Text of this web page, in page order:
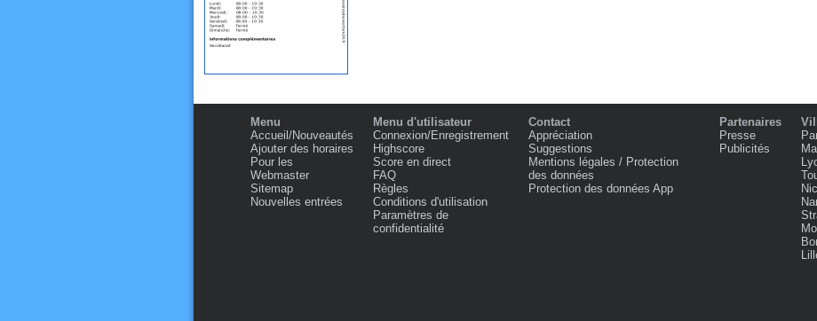
Menu
Accueil/Nouveautés
Ajouter des horaires
Pour les
Webmaster
Sitemap
Nouvelles entrées
Menu d'utilisateur
Connexion/Enregistrement
Highscore
Score en direct
FAQ
Règles
Conditions d'utilisation
Paramètres de
confidentialité
Contact
Appréciation
Suggestions
Mentions légales / Protection
des données
Protection des données App
Partenaires
Presse
Publicités